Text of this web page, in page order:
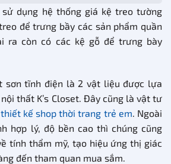
sử dụng hệ thống giá kệ treo tường
để trưng bầy các sản phẩm quần
ra còn có các kệ gỗ để trưng bày
sơn tĩnh điện là 2 vật liệu được lựa
thất K’s Closet. Đây cũng là vật tư
thiết kế shop thời trang trẻ em. Ngoài
hợp lý, độ bền cao thì chúng cũng
tính thẩm mỹ, tạo hiệu ứng thị giác
đến tham quan mua sắm.